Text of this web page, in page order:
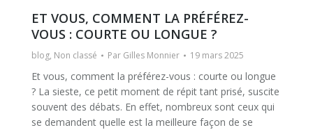
ET VOUS, COMMENT LA PRÉFÉREZ-
VOUS : COURTE OU LONGUE ?
blog, Non classé Par Gilles Monnier 19 mars 2025
Et vous, comment la préférez-vous : courte ou longue
? La sieste, ce petit moment de répit tant prisé, suscite
souvent des débats. En effet, nombreux sont ceux qui
se demandent quelle est la meilleure façon de se